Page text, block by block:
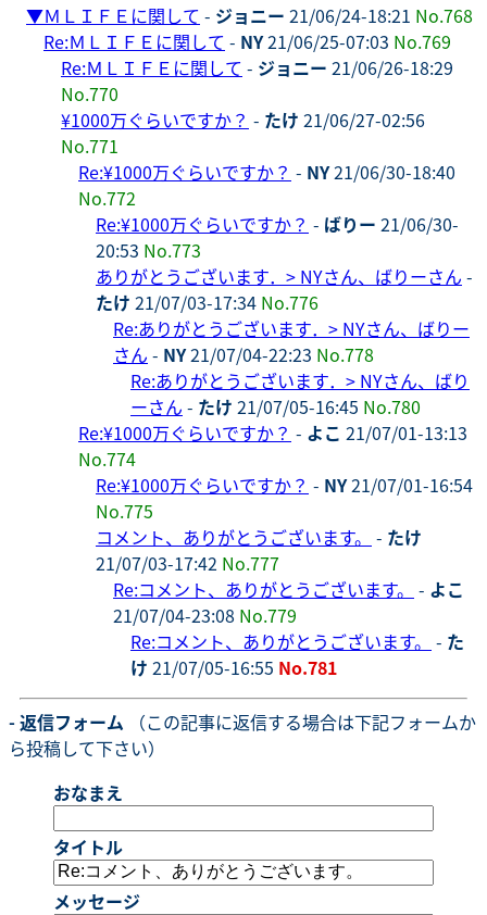
▼ＭＬＩＦＥに関して - ジョニー 21/06/24-18:21 No.768
Re:ＭＬＩＦＥに関して - NY21/06/25-07:03 No.769
Re:ＭＬＩＦＥに関して - ジョニー 21/06/26-18:29
No.770
¥1000万ぐらいですか？ - たけ 21/06/27-02:56
No.771
Re:¥1000万ぐらいですか？ - NY21/06/30-18:40
No.772
Re:¥1000万ぐらいですか？ - ばりー 21/06/30-
20:53 No.773
ありがとうございます．> NYさん、ばりーさん -
たけ 21/07/03-17:34 No.776
Re:ありがとうございます．> NYさん、ばりー
さん - NY21/07/04-22:23 No.778
Re:ありがとうございます．> NYさん、ばり
ーさん - たけ 21/07/05-16:45 No.780
Re:¥1000万ぐらいですか？ - よこ 21/07/01-13:13
No.774
Re:¥1000万ぐらいですか？ - NY21/07/01-16:54
No.775
コメント、ありがとうございます。 - たけ
21/07/03-17:42 No.777
Re:コメント、ありがとうございます。 - よこ
21/07/04-23:08 No.779
Re:コメント、ありがとうございます。 - た
け 21/07/05-16:55 No.781
- 返信フォーム （この記事に返信する場合は下記フォームか
ら投稿して下さい）
おなまえ
タイトル
メッセージ